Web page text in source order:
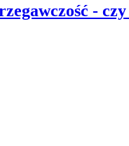
-